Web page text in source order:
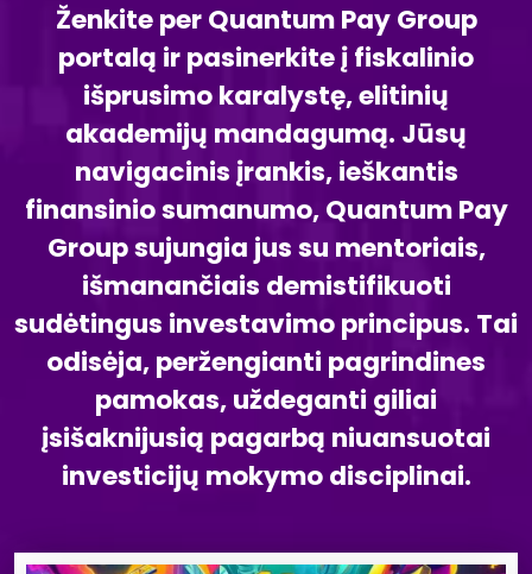
Ženkite per Quantum Pay Group
portalą ir pasinerkite į fiskalinio
išprusimo karalystę, elitinių
akademijų mandagumą. Jūsų
navigacinis įrankis, ieškantis
finansinio sumanumo, Quantum Pay
Group sujungia jus su mentoriais,
išmanančiais demistifikuoti
sudėtingus investavimo principus. Tai
odisėja, peržengianti pagrindines
pamokas, uždeganti giliai
įsišaknijusią pagarbą niuansuotai
investicijų mokymo disciplinai.